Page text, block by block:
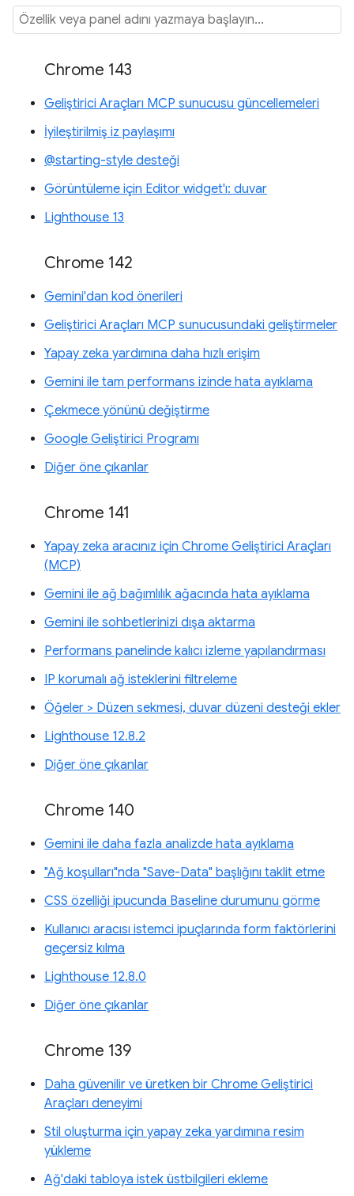
Chrome 143
Geliştirici Araçları MCP sunucusu güncellemeleri
İyileştirilmiş iz paylaşımı
@starting-style desteği
Görüntüleme için Editor widget'ı: duvar
Lighthouse 13
Chrome 142
Gemini'dan kod önerileri
Geliştirici Araçları MCP sunucusundaki geliştirmeler
Yapay zeka yardımına daha hızlı erişim
Gemini ile tam performans izinde hata ayıklama
Çekmece yönünü değiştirme
Google Geliştirici Programı
Diğer öne çıkanlar
Chrome 141
Yapay zeka aracınız için Chrome Geliştirici Araçları
(MCP)
Gemini ile ağ bağımlılık ağacında hata ayıklama
Gemini ile sohbetlerinizi dışa aktarma
Performans panelinde kalıcı izleme yapılandırması
IP korumalı ağ isteklerini filtreleme
Öğeler > Düzen sekmesi, duvar düzeni desteği ekler
Lighthouse 12.8.2
Diğer öne çıkanlar
Chrome 140
Gemini ile daha fazla analizde hata ayıklama
"Ağ koşulları"nda "Save-Data" başlığını taklit etme
CSS özelliği ipucunda Baseline durumunu görme
Kullanıcı aracısı istemci ipuçlarında form faktörlerini
geçersiz kılma
Lighthouse 12.8.0
Diğer öne çıkanlar
Chrome 139
Daha güvenilir ve üretken bir Chrome Geliştirici
Araçları deneyimi
Stil oluşturma için yapay zeka yardımına resim
yükleme
Ağ'daki tabloya istek üstbilgileri ekleme